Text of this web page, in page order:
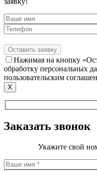
Нажимая на кнопку
обработку персональных
пользовательским
X
Заказать звонок
Укажите свой